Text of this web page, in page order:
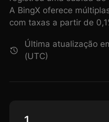
A BingX oferece
com taxas a partir de
Última atualização
(UTC)